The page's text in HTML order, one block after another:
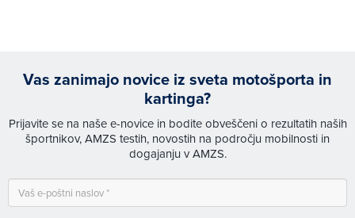
Vas zanimajo novice iz sveta motošporta in
kartinga?
Prijavite se na naše e-novice in bodite obveščeni o rezultatih naših
športnikov, AMZS testih, novostih na področju mobilnosti in
dogajanju v AMZS.